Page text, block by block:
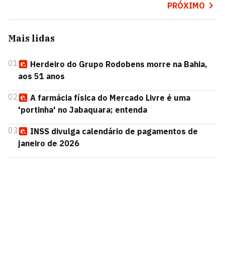
PRÓXIMO
Mais lidas
01
Herdeiro do Grupo Rodobens morre na Bahia,
aos 51 anos
02
A farmácia física do Mercado Livre é uma
'portinha' no Jabaquara; entenda
03
INSS divulga calendário de pagamentos de
janeiro de 2026